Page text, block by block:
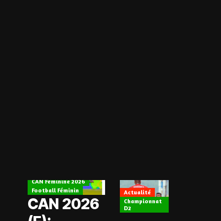
CAN Féminine 2026
Football Féminin
CAN 2026
Actualité
Championnat
D2